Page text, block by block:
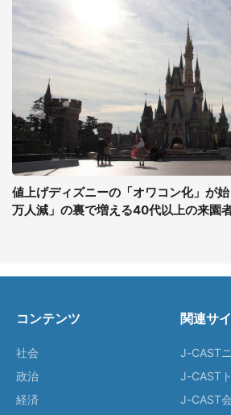
値上げディズニーの「オワコン化」が
万人減」の裏で増える40代以上の来園
コンテンツ
社会
政治
経済
関連サ
J-CAST
J-CAST
J-CAST